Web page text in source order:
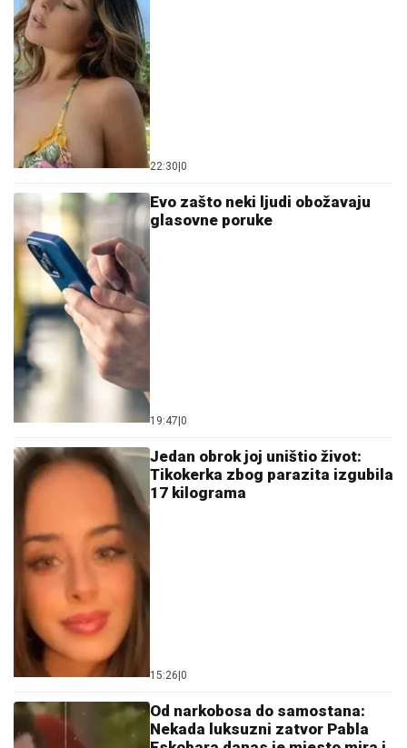
22:30|0
Evo zašto neki ljudi obožavaju
glasovne poruke
19:47|0
Jedan obrok joj uništio život:
Tikokerka zbog parazita izgubila
17 kilograma
15:26|0
Od narkobosa do samostana:
Nekada luksuzni zatvor Pabla